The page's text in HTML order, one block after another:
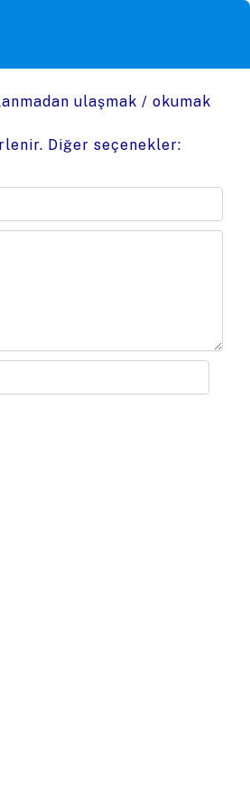
ulaşmak / okumak
Diğer seçenekler: